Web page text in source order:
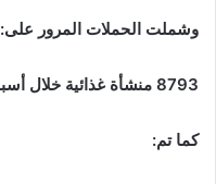
وشملت الحملات المرور على:
8793 منشأة غذائية خلال أسبوع واحد.
كما تم: